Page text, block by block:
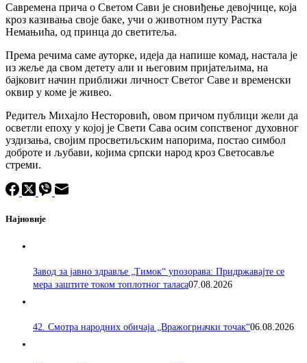
Савремена прича о Светом Сави је сновиђење девојчице, која
кроз казивања своје баке, учи о животном путу Растка
Немањића, од принца до светитеља.
Према речима саме ауторке, идеја да напише комад, настала је
из жеље да свом детету али и његовим пријатељима, на
бајковит начин приближи личност Светог Саве и временски
оквир у коме је живео.
Редитељ Михајло Несторовић, овом причом публици жели да
осветли епоху у којој је Свети Сава осим сопственог духовног
уздизања, својим просветиљским напорима, постао симбол
доброте и љубави, којима српски народ кроз Светосавље
стреми.
Најновије
Завод за јавно здравље „Тимок“ упозорава: Придржавајте се
мера заштите током топлотног таласа07.08.2026
42. Смотра народних обичаја „Вражогрначки точак“06.08.2026